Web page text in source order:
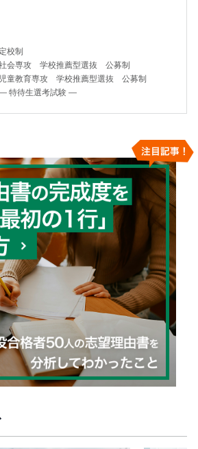
校制
会専攻 学校推薦型選抜 公募制
童教育専攻 学校推薦型選抜 公募制
特待生選考試験 —